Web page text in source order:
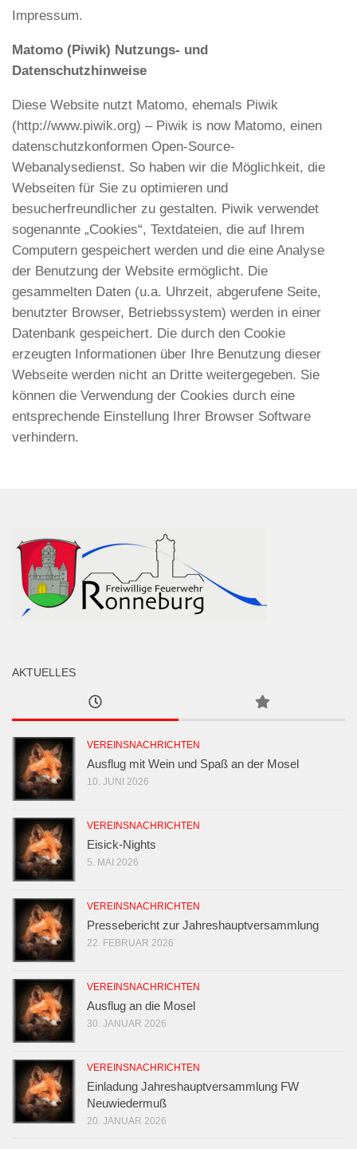
Impressum.
Matomo (Piwik) Nutzungs- und
Datenschutzhinweise
Diese Website nutzt Matomo, ehemals Piwik
(http://www.piwik.org) – Piwik is now Matomo, einen
datenschutzkonformen Open-Source-
Webanalysedienst. So haben wir die Möglichkeit, die
Webseiten für Sie zu optimieren und
besucherfreundlicher zu gestalten. Piwik verwendet
sogenannte „Cookies“, Textdateien, die auf Ihrem
Computern gespeichert werden und die eine Analyse
der Benutzung der Website ermöglicht. Die
gesammelten Daten (u.a. Uhrzeit, abgerufene Seite,
benutzter Browser, Betriebssystem) werden in einer
Datenbank gespeichert. Die durch den Cookie
erzeugten Informationen über Ihre Benutzung dieser
Webseite werden nicht an Dritte weitergegeben. Sie
können die Verwendung der Cookies durch eine
entsprechende Einstellung Ihrer Browser Software
verhindern.
AKTUELLES
VEREINSNACHRICHTEN
Ausflug mit Wein und Spaß an der Mosel
10. JUNI 2026
VEREINSNACHRICHTEN
Eisick-Nights
5. MAI 2026
VEREINSNACHRICHTEN
Pressebericht zur Jahreshauptversammlung
22. FEBRUAR 2026
VEREINSNACHRICHTEN
Ausflug an die Mosel
30. JANUAR 2026
VEREINSNACHRICHTEN
Einladung Jahreshauptversammlung FW
Neuwiedermuß
20. JANUAR 2026